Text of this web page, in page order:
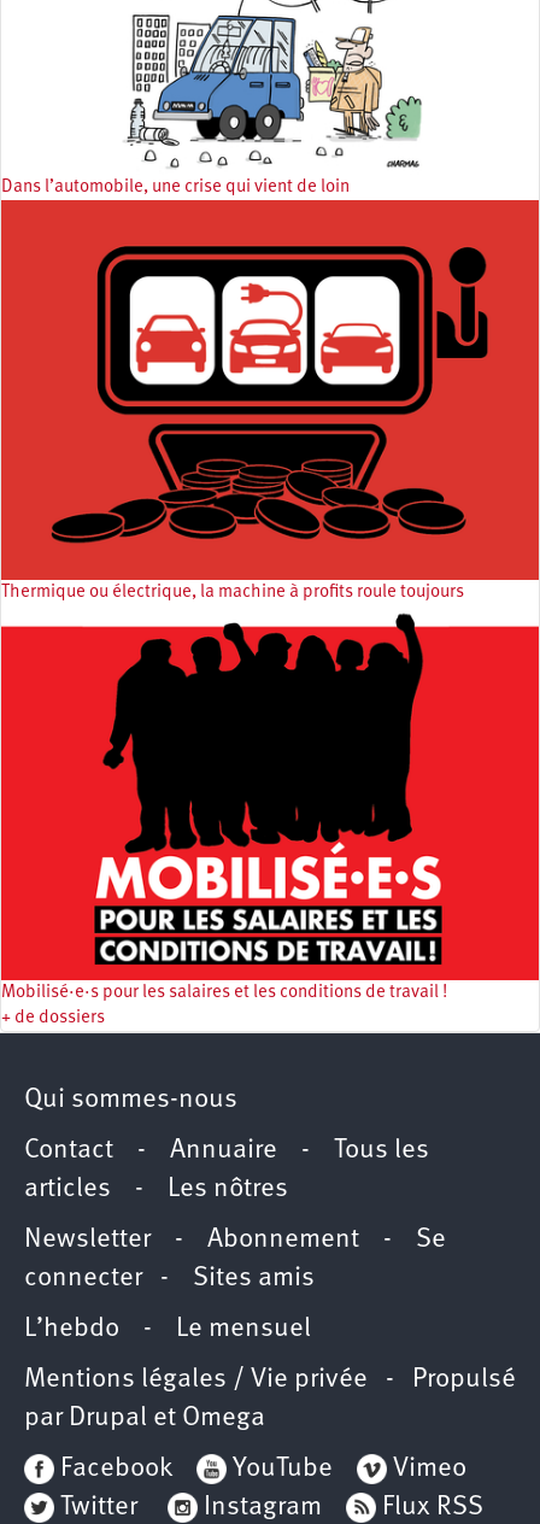
Dans l’automobile, une crise qui vient de loin
Thermique ou électrique, la machine à profits roule toujours
Mobilisé·e·s pour les salaires et les conditions de travail !
+ de dossiers
Qui sommes-nous
Contact - Annuaire -
Tous les
articles - Les nôtres
Newsletter- Abonnement - Se
connecter- Sites amis
L’hebdo - Le mensuel
Mentions légales / Vie privée - Propulsé
par Drupal et Omega
Facebook
YouTube
Vimeo
Twitter
Instagram Flux RSS